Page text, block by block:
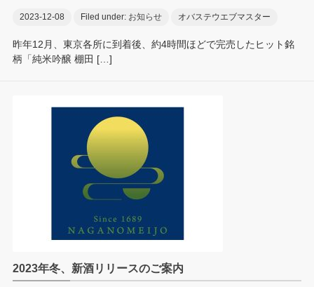
2023-12-08 Filed under: お知らせ オバステウエブマスター
昨年12月、東京各所に到着後、約4時間ほどで完売したヒット銘
柄「純米吟醸 棚田 […]
2023年冬、新酒リリースのご案内